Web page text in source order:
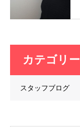
カテゴリー
スタッフブログ